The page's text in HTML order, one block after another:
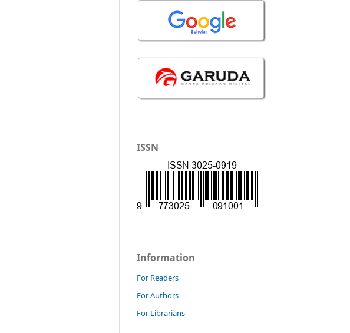
ISSN
Information
For Readers
For Authors
For Librarians